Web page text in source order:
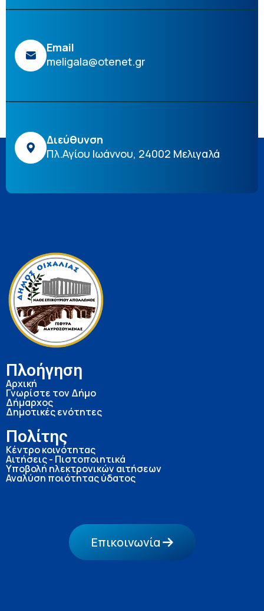
Email
meligala@otenet.gr
Διεύθυνση
Πλ.Αγίου Ιωάννου, 24002 Μελιγαλά
Πλοήγηση
Αρχική
Γνωρίστε τον Δήμο
Δήμαρχος
Δημοτικές ενότητες
Πολίτης
Κέντρο κοινότητας
Αιτήσεις - Πιστοποιητικά
Υποβολή ηλεκτρονικών αιτήσεων
Αναλύση ποιότητας ύδατος
Επικοινωνία